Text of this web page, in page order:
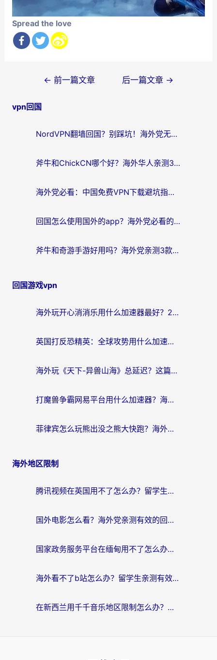
Spread the love
导
← 前一篇文章 后一篇文章 →
vpn回国
NordVPN翻墙回国？别踩坑！海外党无缝访问国内资源的真实指南
斧牛和ChickCN哪个好？海外华人亲测3款回国加速器+免费试用攻略
海外党必看：中国免费VPN下载避坑指南 + 无缝访问国内资源的终极方案
回国怎么使用国外的app？海外党必看的无缝访问国内资源全攻略
斧牛和奇游手游好用吗？海外党亲测3款回国加速器，选对才能无缝刷国内资源
回国游戏vpn
海外玩开心消消乐用什么加速器最好？2026真实体验指南，告别延迟卡顿
英国打反恐精英：全球攻势用什么加速器？2026年实测有效的国服游戏加速指南
海外玩《天下-异兽山海》总延迟？这篇延迟加速器指南帮你告别卡顿（附日本玩Sky光·遇最高警戒解决方案）
打魔兽争霸网易平台用什么加速器？海外党亲测有效的国服游戏加速指南
菲律宾怎么玩熊出没之熊大快跑？海外党国服游戏加速终极攻略（附3款热门游戏实测）
海外地区限制
腾讯视频在英国用不了怎么办？留学生亲测有效的回国加速器指南
国外电影怎么看？海外党亲测有效的回国加速器选择指南
国家政务服务平台在缅甸用不了怎么办？海外华人必看的回国加速全攻略
海外看不了b站怎么办？留学生亲测有效的回国加速器选择攻略，解决豆瓣音乐、美团外卖难题
在新西兰用千千音乐地区限制怎么办？海外华人必备的回国加速解决方案